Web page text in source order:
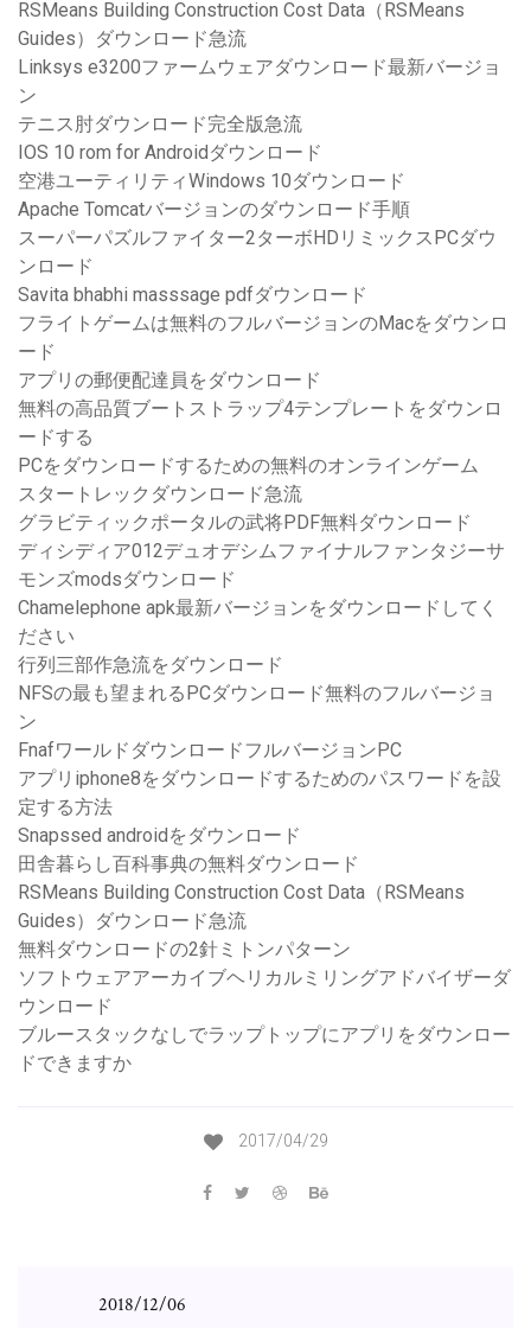
RSMeans Building Construction Cost Data（RSMeans
Guides）ダウンロード急流
Linksys e3200ファームウェアダウンロード最新バージョ
ン
テニス肘ダウンロード完全版急流
IOS 10 rom for Androidダウンロード
空港ユーティリティWindows 10ダウンロード
Apache Tomcatバージョンのダウンロード手順
スーパーパズルファイター2ターボHDリミックスPCダウ
ンロード
Savita bhabhi masssage pdfダウンロード
フライトゲームは無料のフルバージョンのMacをダウンロ
ード
アプリの郵便配達員をダウンロード
無料の高品質ブートストラップ4テンプレートをダウンロ
ードする
PCをダウンロードするための無料のオンラインゲーム
スタートレックダウンロード急流
グラビティックポータルの武将PDF無料ダウンロード
ディシディア012デュオデシムファイナルファンタジーサ
モンズmodsダウンロード
Chamelephone apk最新バージョンをダウンロードしてく
ださい
行列三部作急流をダウンロード
NFSの最も望まれるPCダウンロード無料のフルバージョ
ン
FnafワールドダウンロードフルバージョンPC
アプリiphone8をダウンロードするためのパスワードを設
定する方法
Snapssed androidをダウンロード
田舎暮らし百科事典の無料ダウンロード
RSMeans Building Construction Cost Data（RSMeans
Guides）ダウンロード急流
無料ダウンロードの2針ミトンパターン
ソフトウェアアーカイブヘリカルミリングアドバイザーダ
ウンロード
ブルースタックなしでラップトップにアプリをダウンロー
ドできますか
2017/04/29
2018/12/06